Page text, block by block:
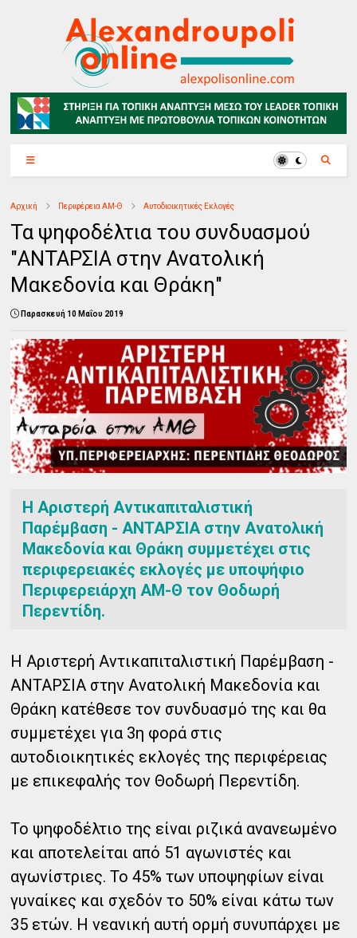
Αρχική Περιφέρεια ΑΜ-Θ Αυτοδιοικητικές Εκλογές
Τα ψηφοδέλτια του συνδυασμού
"ΑΝΤΑΡΣΙΑ στην Ανατολική
Μακεδονία και Θράκη"
Παρασκευή 10 Μαΐου 2019
Η Αριστερή Αντικαπιταλιστική
Παρέμβαση - ΑΝΤΑΡΣΙΑ στην Ανατολική
Μακεδονία και Θράκη συμμετέχει στις
περιφερειακές εκλογές με υποψήφιο
Περιφερειάρχη ΑΜ-Θ τον Θοδωρή
Περεντίδη.
Η Αριστερή Αντικαπιταλιστική Παρέμβαση -
ΑΝΤΑΡΣΙΑ στην Ανατολική Μακεδονία και
Θράκη κατέθεσε τον συνδυασμό της και θα
συμμετέχει για 3η φορά στις
αυτοδιοικητικές εκλογές της περιφέρειας
με επικεφαλής τον Θοδωρή Περεντίδη.
Το ψηφοδέλτιο της είναι ριζικά ανανεωμένο
και αποτελείται από 51 αγωνιστές και
αγωνίστριες. Το 45% των υποψηφίων είναι
γυναίκες και σχεδόν το 50% είναι κάτω των
35 ετών. Η νεανική αυτή ορμή συνυπάρχει με